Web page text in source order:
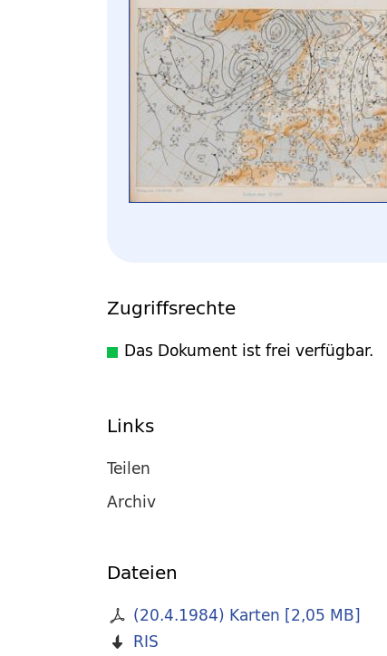
Zugriffsrechte
Das Dokument ist frei verfügbar.
Links
Teilen
Archiv
Dateien
(20.4.1984) Karten [2,05 MB]
RIS